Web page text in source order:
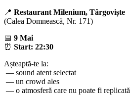
📍 Restaurant Milenium, Târgoviște
(Calea Domnească, Nr. 171)
📅 9 Mai
⏰ Start: 22:30
Așteaptă-te la:
— sound atent selectat
— un crowd ales
— o atmosferă care nu poate fi replicată